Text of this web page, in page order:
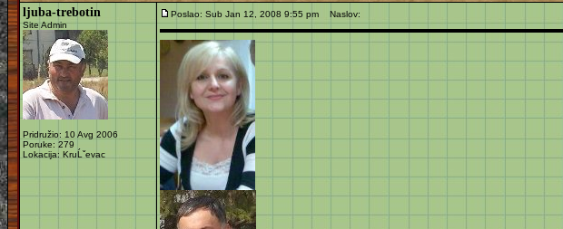
ljuba-trebotin
Site Admin
Pridružio: 10 Avg 2006
Poruke: 279
Lokacija: KruĹˇevac
Poslao: Sub Jan 12, 2008 9:55 pm Naslov: